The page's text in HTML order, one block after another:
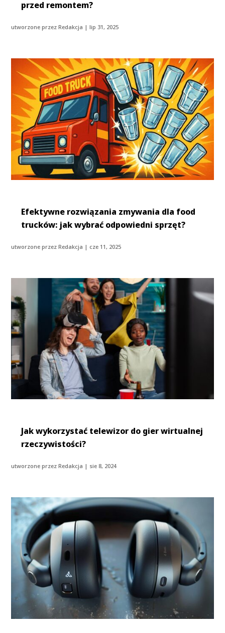
przed remontem?
utworzone przezRedakcja |lip 31, 2025
Efektywne rozwiązania zmywania dla food
trucków: jak wybrać odpowiedni sprzęt?
utworzone przezRedakcja | cze 11, 2025
Jak wykorzystać telewizor do gier wirtualnej
rzeczywistości?
utworzone przezRedakcja | sie 8, 2024